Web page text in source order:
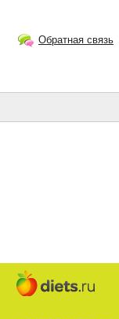
Обратная связь